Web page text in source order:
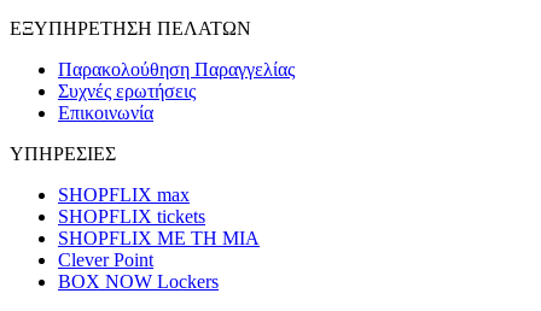
ΕΞΥΠΗΡΕΤΗΣΗ ΠΕΛΑΤΩΝ
Παρακολούθηση Παραγγελίας
Συχνές ερωτήσεις
Επικοινωνία
ΥΠΗΡΕΣΙΕΣ
SHOPFLIX max
SHOPFLIX tickets
SHOPFLIX ΜΕ ΤΗ ΜΙΑ
Clever Point
BOX NOW Lockers